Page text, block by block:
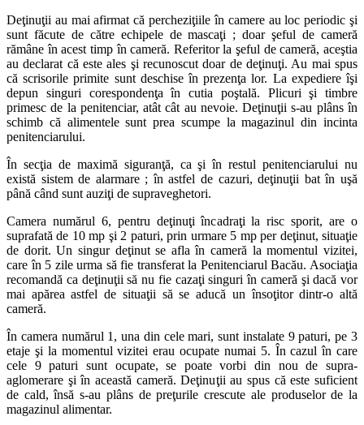
Deţinuţii au mai afirmat că percheziţiile în camere au loc periodic şi
sunt făcute de către echipele de mascaţi ; doar şeful de cameră
rămâne în acest timp în cameră. Referitor la şeful de cameră, aceştia
au declarat că este ales şi recunoscut doar de deţinuţi. Au mai spus
că scrisorile primite sunt deschise în prezenţa lor. La expediere îşi
depun singuri corespondenţa în cutia poştală. Plicuri şi timbre
primesc de la penitenciar, atât cât au nevoie. Deţinuţii s-au plâns în
schimb că alimentele sunt prea scumpe la magazinul din incinta
penitenciarului.
În secţia de maximă siguranţă, ca şi în restul penitenciarului nu
există sistem de alarmare ; în astfel de cazuri, deţinuţii bat în uşă
până când sunt auziţi de supraveghetori.
Camera numărul 6, pentru deţinuţi încadraţi la risc sporit, are o
suprafată de 10 mp şi 2 paturi, prin urmare 5 mp per deţinut, situaţie
de dorit. Un singur deţinut se afla în cameră la momentul vizitei,
care în 5 zile urma să fie transferat la Penitenciarul Bacău. Asociaţia
recomandă ca deţinuţii să nu fie cazaţi singuri în cameră şi dacă vor
mai apărea astfel de situaţii să se aducă un însoţitor dintr-o altă
cameră.
În camera numărul 1, una din cele mari, sunt instalate 9 paturi, pe 3
etaje şi la momentul vizitei erau ocupate numai 5. În cazul în care
cele 9 paturi sunt ocupate, se poate vorbi din nou de supra-
aglomerare şi în această cameră. Deţinuţii au spus că este suficient
de cald, însă s-au plâns de preţurile crescute ale produselor de la
magazinul alimentar.